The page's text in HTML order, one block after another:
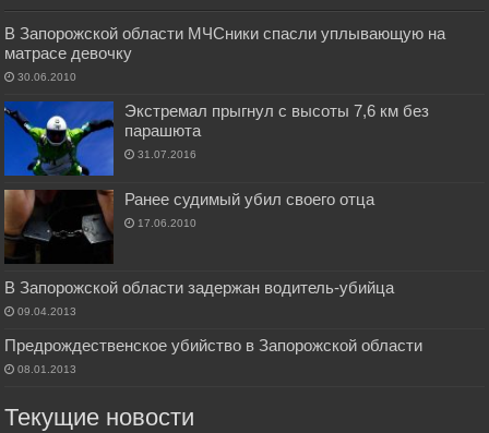
В Запорожской области МЧСники спасли уплывающую на
матрасе девочку
30.06.2010
Экстремал прыгнул с высоты 7,6 км без
парашюта
31.07.2016
Ранее судимый убил своего отца
17.06.2010
В Запорожской области задержан водитель-убийца
09.04.2013
Предрождественское убийство в Запорожской области
08.01.2013
Текущие новости